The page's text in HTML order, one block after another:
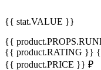
{{ stat.VALUE }}
{{
{{ product.RATING }}
{{ product.PRICE }} ₽